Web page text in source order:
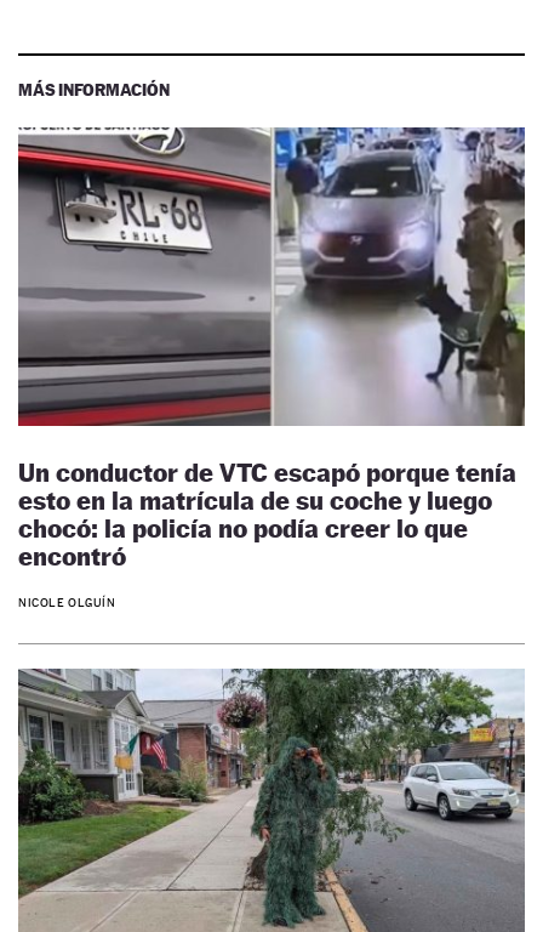
MÁS INFORMACIÓN
Un conductor de VTC escapó porque tenía
esto en la matrícula de su coche y luego
chocó: la policía no podía creer lo que
encontró
NICOLE OLGUÍN